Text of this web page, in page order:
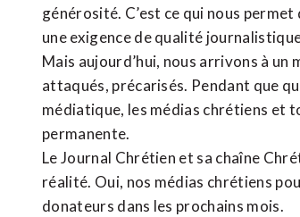
générosité. C’est ce qui nous
une exigence de qualité
Mais aujourd’hui, nous arrivons à
attaqués, précarisés. Pendant que
médiatique, les médias chrétiens et
permanente.
Le Journal Chrétien et sa chaîne
réalité. Oui, nos médias chrétiens
donateurs dans les prochains mois.